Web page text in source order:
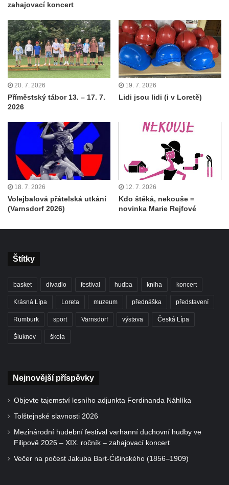
zahajovací koncert
20. 7. 2026
Příměstský tábor 13. – 17. 7.
2026
19. 7. 2026
Lidi jsou lidi (i v Loretě)
18. 7. 2026
Volejbalová přátelská utkání
(Varnsdorf 2026)
12. 7. 2026
Kdo štěká, nekouše =
novinka Marie Rejfové
Štítky
basket divadlo festival hudba kniha koncert
Krásná Lípa Loreta muzeum přednáška představení
Rumburk sport Varnsdorf výstava Česká Lípa
Šluknov škola
Nejnovější příspěvky
Objevte tajemství lesního adjunkta Ferdinanda Náhlíka
Tolštejnské slavnosti 2026
Mezinárodní hudební festival varhanní duchovní hudby ve
Filipově 2026 – XIX. ročník – zahajovací koncert
Večer na počest Jakuba Bart-Ćišinského (1856–1909)